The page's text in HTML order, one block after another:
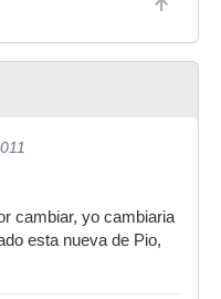
cambiar, yo cambiaria
esta nueva de Pio,